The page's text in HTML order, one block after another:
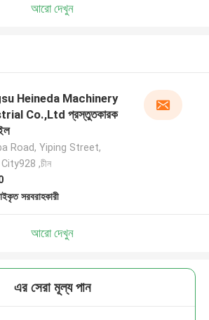
আরো দেখুন
Heineda Machinery
Co.,Ltd প্রস্তুতকারক
Road, Yiping Street,
,চীন
সরবরাহকারী
আরো দেখুন
এর সেরা মূল্য পান